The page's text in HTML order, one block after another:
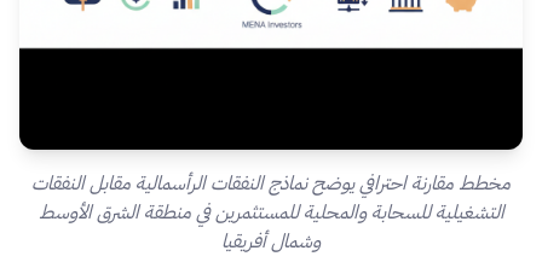
مخطط مقارنة احترافي يوضح نماذج النفقات الرأسمالية مقابل النفقات
التشغيلية للسحابة والمحلية للمستثمرين في منطقة الشرق الأوسط
وشمال أفريقيا